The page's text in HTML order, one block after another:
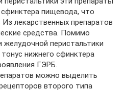
пищевода, что
лекарственных препаратов
средства. Помимо
желудочной перистальтики
нижнего сфинктера
ГЭРБ.
можно выделить
второго типа